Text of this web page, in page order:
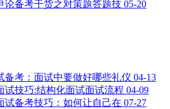
论备考干货之对策题答题技 05-20
备考：面试中要做好哪些礼仪 04-13
试技巧:结构化面试面试流程 04-09
试备考技巧：如何让自己在 07-27